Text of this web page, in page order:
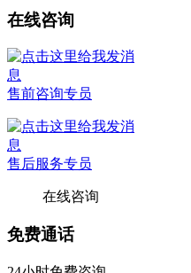
在线咨询
售前咨询专员
售后服务专员
在线咨询
免费通话